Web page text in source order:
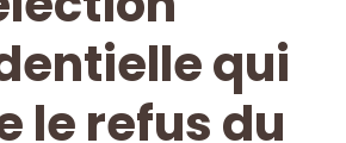
qui
le refus du